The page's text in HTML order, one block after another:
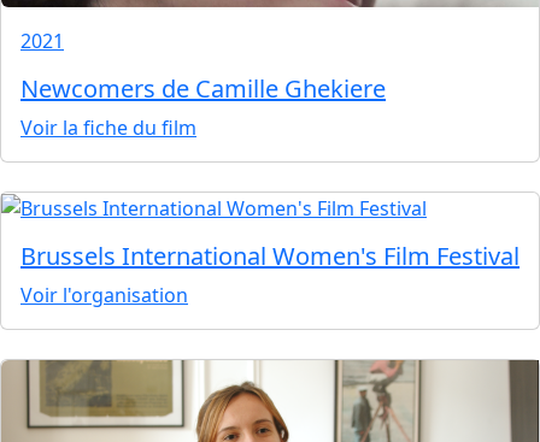
2021
Newcomers de Camille Ghekiere
Voir la fiche du film
Brussels International Women's Film Festival
Voir l'organisation